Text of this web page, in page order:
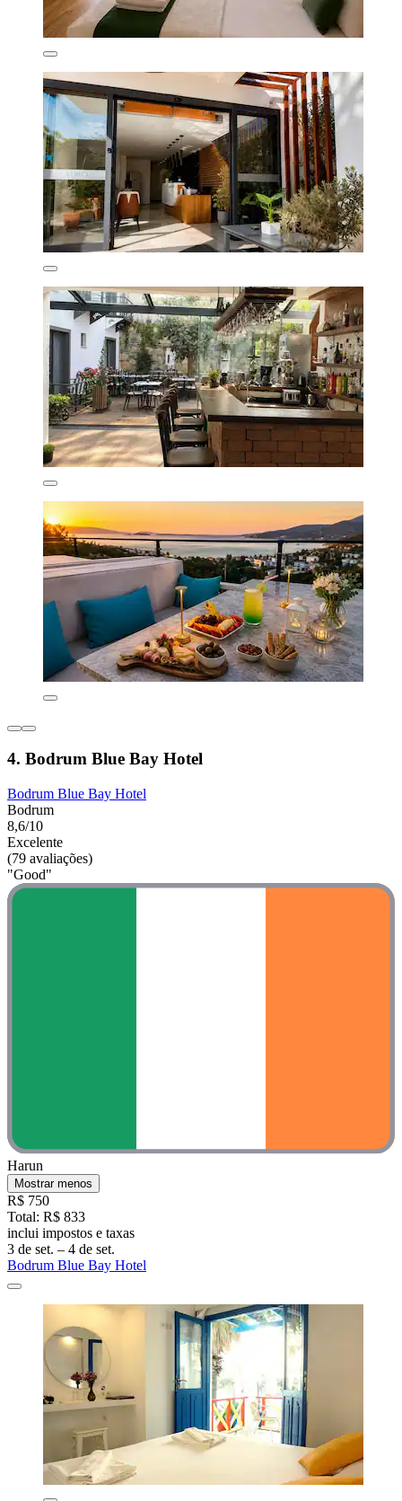
4. Bodrum Blue Bay Hotel
Bodrum Blue Bay Hotel
Bodrum
8,6/10
Excelente
(79 avaliações)
"Good"
Harun
Mostrar menos
R$ 750
Total: R$ 833
inclui impostos e taxas
3 de set. – 4 de set.
Bodrum Blue Bay Hotel